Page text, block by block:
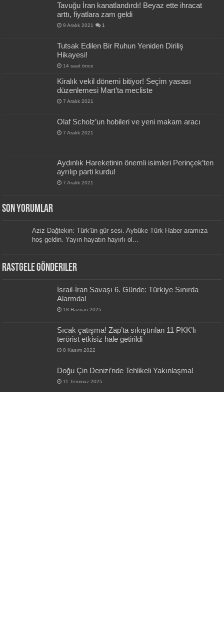
Tavuğu İran kanatlandırdı! Beyaz ette ihracat
arttı, fiyatlara zam geldi
9 Aralık 2021 1
Tutsak Edilen Bir Ruhun Yeniden Diriliş
Hikayesi!
14 saat önce
Kiralık vekil dönemi bitiyor! Seçim yasası
düzenlemesi Mart’ta mecliste
7 Aralık 2021
Olaf Scholz’un hobileri ve yeni makam aracı
7 Aralık 2021
Aydınlık Hareketinin önemli isimleri Perinçek’ten
ayrılıp parti kurdu!
7 Aralık 2021
Son Yorumlar
Aziz Dağtekin: Türk'ün gür sesi. Aybüke Türk Haber aramıza
hoş geldin. Yayın hayatın hayırlı ol...
Rastgele Gönderiler
İsrail-İran Savaşı 6. Günde: Türkiye Sınırda
Alarmda!
18 Haziran 2025
Sıcak çatışma! Zap’ta sıkıştırılan 11 PKK’lı
terörist etkisiz hale getirildi
8 Kasım 2022
Doğu Çin Denizi’nde Tehlikeli Yakınlaşma!
11 Temmuz 2025